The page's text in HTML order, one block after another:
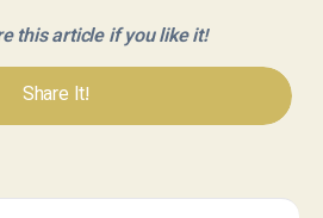
this article if you like it!
Share It!